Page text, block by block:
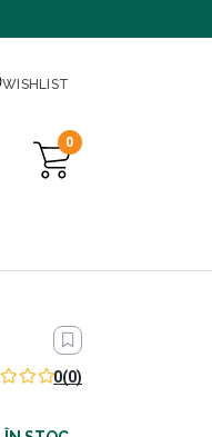
WISHLIST
0
0(0)